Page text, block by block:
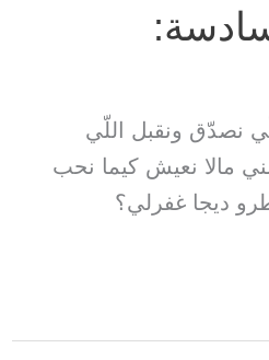
نصدّق ونقبل اللّي
مالا نعيش كيما نحب
ديجا غفرلي؟